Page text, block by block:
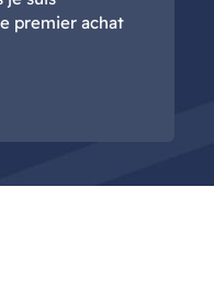
premier achat